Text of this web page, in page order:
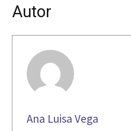
Autor
Ana Luisa Vega